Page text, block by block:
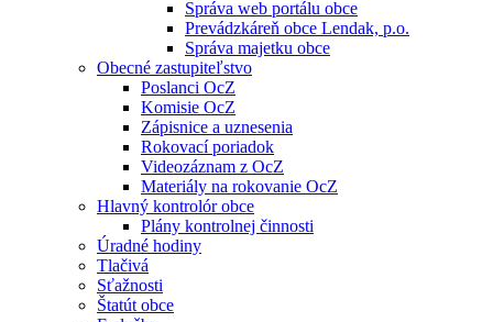
Správa web portálu obce
Prevádzkáreň obce Lendak, p.o.
Správa majetku obce
Obecné zastupiteľstvo
Poslanci OcZ
Komisie OcZ
Zápisnice a uznesenia
Rokovací poriadok
Videozáznam z OcZ
Materiály na rokovanie OcZ
Hlavný kontrolór obce
Plány kontrolnej činnosti
Úradné hodiny
Tlačivá
Sťažnosti
Štatút obce